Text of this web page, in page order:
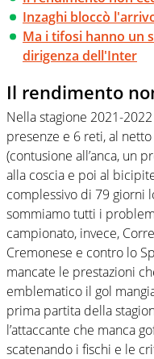
Inzaghi bloccò
Ma i tifosi hanno un
dirigenza dell'Inter
Il rendimento
Nella stagione 2021-
presenze e 6 reti, al
(contusione all’anca, un
alla coscia e poi al
complessivo di 79 giorni
sommiamo tutti i
campionato, invece,
Cremonese e contro lo
mancate le prestazioni
emblematico il gol
prima partita della
l’attaccante che manca
scatenando i fischi e le